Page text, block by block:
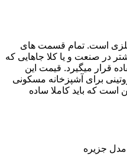
فلزی است. تمام قسمت های
در صنعت و یا کلا جاهایی که
قرار میگیرد. قیمت این
برای آشپزخانه مسکونی
است که باید کاملا ساده
مدل جزیره